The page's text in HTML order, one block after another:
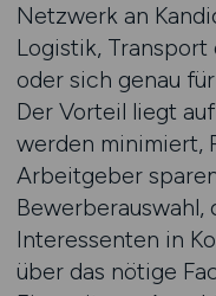
Netzwerk an
Logistik,
oder sich genau
Der Vorteil liegt
werden minimiert,
Arbeitgeber
Bewerberauswahl,
Interessenten in
über das nötige